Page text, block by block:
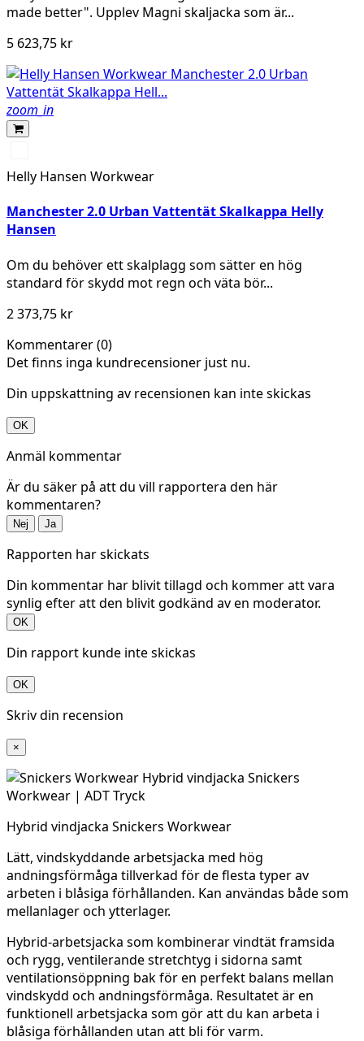
made better". Upplev Magni skaljacka som är...
5 623,75 kr
zoom_in
BLACK
Helly Hansen Workwear
Manchester 2.0 Urban Vattentät Skalkappa Helly
Hansen
Om du behöver ett skalplagg som sätter en hög
standard för skydd mot regn och väta bör...
2 373,75 kr
Kommentarer (0)
Det finns inga kundrecensioner just nu.
Din uppskattning av recensionen kan inte skickas
OK
Anmäl kommentar
Är du säker på att du vill rapportera den här
kommentaren?
Nej Ja
Rapporten har skickats
Din kommentar har blivit tillagd och kommer att vara
synlig efter att den blivit godkänd av en moderator.
OK
Din rapport kunde inte skickas
OK
Skriv din recension
×
Hybrid vindjacka Snickers Workwear
Lätt, vindskyddande arbetsjacka med hög
andningsförmåga tillverkad för de flesta typer av
arbeten i blåsiga förhållanden. Kan användas både som
mellanlager och ytterlager.
Hybrid-arbetsjacka som kombinerar vindtät framsida
och rygg, ventilerande stretchtyg i sidorna samt
ventilationsöppning bak för en perfekt balans mellan
vindskydd och andningsförmåga. Resultatet är en
funktionell arbetsjacka som gör att du kan arbeta i
blåsiga förhållanden utan att bli för varm.